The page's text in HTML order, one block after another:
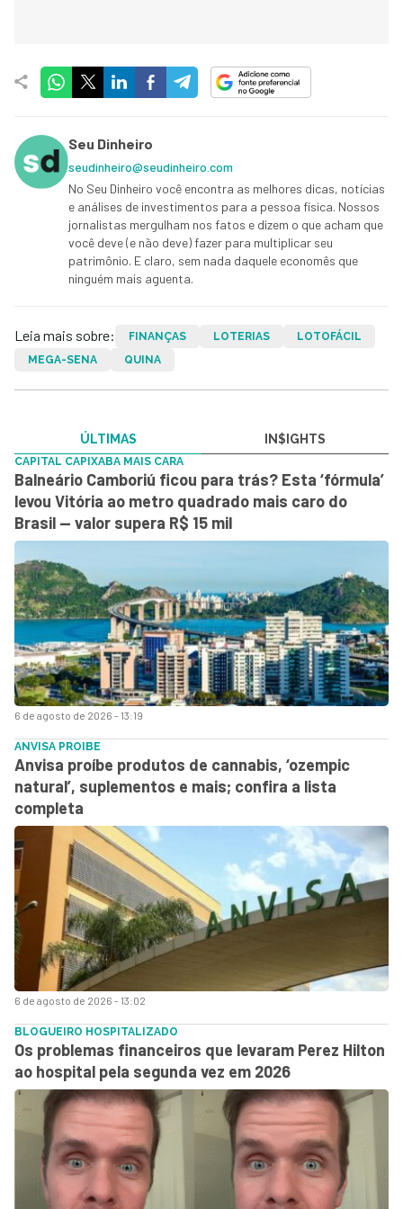
Seu Dinheiro
seudinheiro@seudinheiro.com
No Seu Dinheiro você encontra as melhores dicas, notícias
e análises de investimentos para a pessoa física. Nossos
jornalistas mergulham nos fatos e dizem o que acham que
você deve (e não deve) fazer para multiplicar seu
patrimônio. E claro, sem nada daquele economês que
ninguém mais aguenta.
Leia mais sobre: FINANÇAS LOTERIAS
LOTOFÁCIL
MEGA-SENA
QUINA
ÚLTIMAS IN$IGHTS
6 de agosto de 2026 - 13:19
CAPITAL CAPIXABA MAIS CARA
Balneário Camboriú ficou para trás? Esta ‘fórmula’
levou Vitória ao metro quadrado mais caro do
Brasil — valor supera R$ 15 mil
6 de agosto de 2026 - 13:02
ANVISA PROIBE
Anvisa proíbe produtos de cannabis, ‘ozempic
natural’, suplementos e mais; confira a lista
completa
BLOGUEIRO HOSPITALIZADO
Os problemas financeiros que levaram Perez Hilton
ao hospital pela segunda vez em 2026